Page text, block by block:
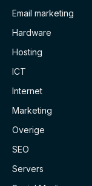
Email marketing
Hardware
Hosting
ICT
Internet
Marketing
Overige
SEO
Servers